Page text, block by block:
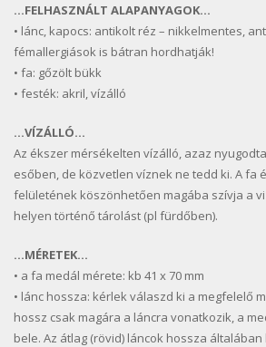
…FELHASZNÁLT ALAPANYAGOK…
• lánc, kapocs: antikolt réz – nikkelmentes,
fémallergiások is bátran hordhatják!
• fa: gőzölt bükk
• festék: akril, vízálló
…VÍZÁLLÓ…
Az ékszer mérsékelten vízálló, azaz
esőben, de közvetlen víznek ne tedd ki. A fa
felületének köszönhetően magába szívja a
helyen történő tárolást (pl fürdőben).
…MÉRETEK…
• a fa medál mérete: kb 41 x 70 mm
• lánc hossza: kérlek válaszd ki a megfelelő
hossz csak magára a láncra vonatkozik, a
bele. Az átlag (rövid) láncok hossza általában